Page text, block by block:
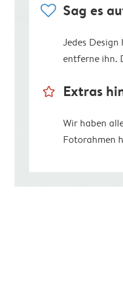
heart Sag es
Jedes
entferne ihn.
star_outline Extras
Wir haben
Fotorahmen